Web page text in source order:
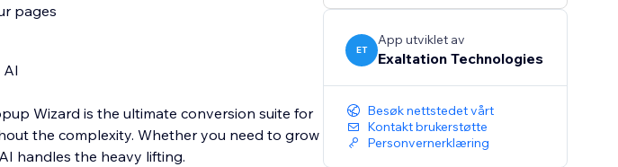
pages
AI
Wizard is the ultimate conversion suite for
the complexity. Whether you need to grow
handles the heavy lifting.
ET
App utviklet av
Exaltation Technologies
Besøk nettstedet vårt
Kontakt brukerstøtte
Personvernerklæring